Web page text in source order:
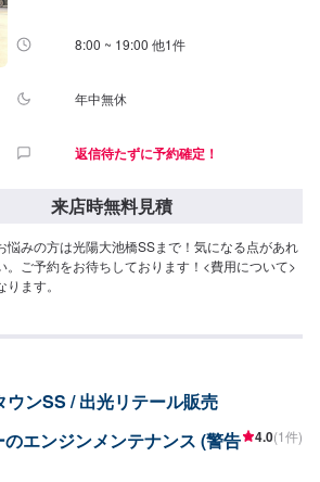
8:00 ~ 19:00 他1件
年中無休
返信待たずに予約確定！
来店時無料見積
悩みの方は光陽大池橋SSまで！気になる点があれ
。ご予約をお待ちしております！<費用について>
ます。
ウンSS / 出光リテール販売
エンジンメンテナンス (警告
4.0(1件)